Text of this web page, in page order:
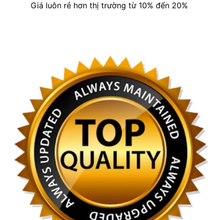
Giá luôn rẻ hơn thị trường từ 10% đến 20%